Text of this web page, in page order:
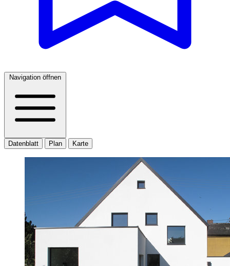
Navigation öffnen
Datenblatt Plan Karte